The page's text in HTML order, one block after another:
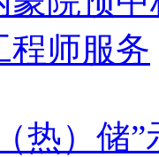
程师服务
热）储